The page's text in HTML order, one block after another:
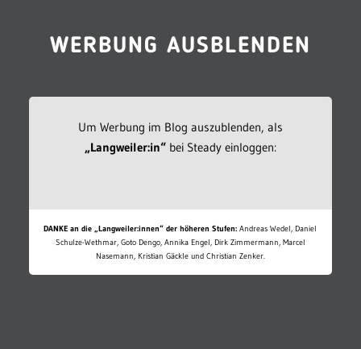
WERBUNG AUSBLENDEN
Um Werbung im Blog auszublenden, als
„Langweiler:in“bei Steady einloggen:
DANKE an die „Langweiler:innen“ der höheren Stufen: Andreas Wedel, Daniel
Schulze-Wethmar, Goto Dengo, Annika Engel, Dirk Zimmermann, Marcel
Nasemann, Kristian Gäckle und Christian Zenker.